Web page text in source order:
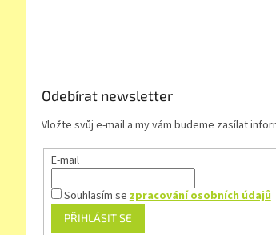
Odebírat newsletter
Vložte svůj e-mail a my vám budeme zasílat
E-mail
Souhlasím sezpracování osobních údajů
PŘIHLÁSIT SE